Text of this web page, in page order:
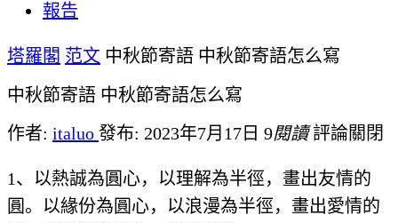
報告
塔羅閣 范文 中秋節寄語 中秋節寄語怎么寫
中秋節寄語 中秋節寄語怎么寫
作者: italuo 發布: 2023年7月17日 9閱讀 評論關閉
1、以熱誠為圓心，以理解為半徑，畫出友情的
圓。以緣份為圓心，以浪漫為半徑，畫出愛情的